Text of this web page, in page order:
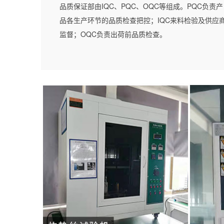
品质保证部由IQC、PQC、OQC等组成。PQC负责产
品各生产环节的品质检查把控；IQC来料检验及供应
监督；OQC负责出荷前品质检查。